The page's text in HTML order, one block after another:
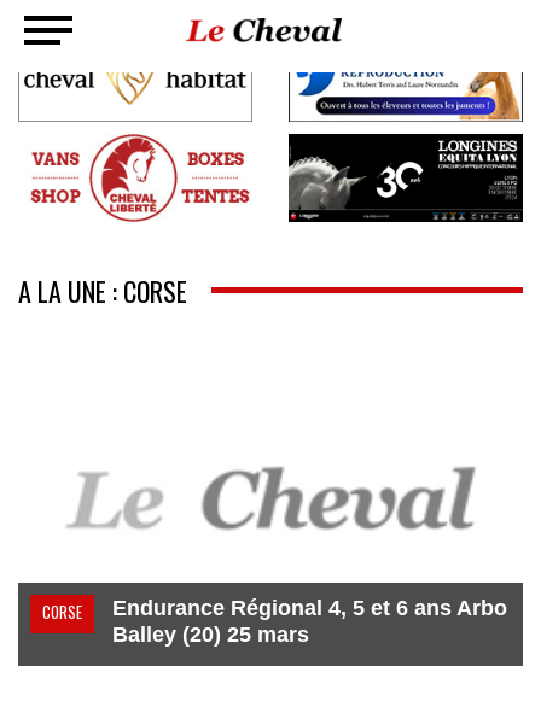
A LA UNE : CORSE
CORSE
Endurance Régional 4, 5 et 6 ans Arbo
Balley (20) 25 mars